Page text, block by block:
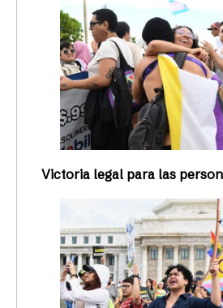
Victoria legal para las